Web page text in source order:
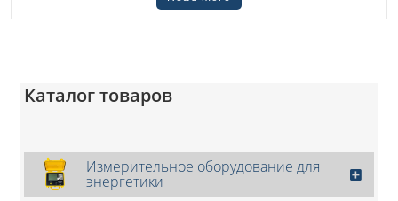
Каталог товаров
Измерительное оборудование для
энергетики